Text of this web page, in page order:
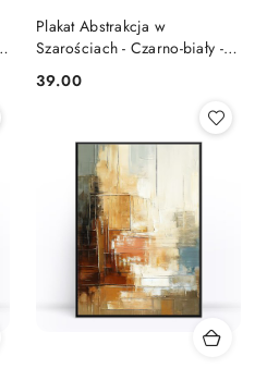
Plakat Abstrakcja w
Szarościach - Czarno-biały -
Do Nowoczesnych Wnętrz
Cena:
39.00